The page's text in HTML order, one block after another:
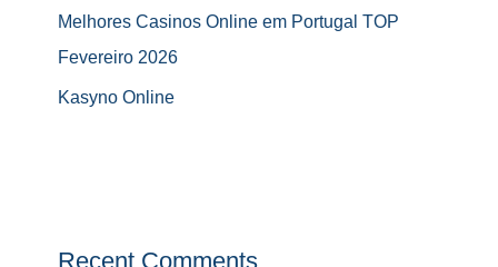
Melhores Casinos Online em Portugal TOP
Fevereiro 2026
Kasyno Online
Recent Comments